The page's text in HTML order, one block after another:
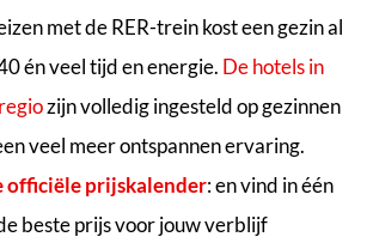
met de RER-trein kost een gezin al
én veel tijd en energie. De hotels in
zijn volledig ingesteld op gezinnen
veel meer ontspannen ervaring.
officiële prijskalender: en vind in één
beste prijs voor jouw verblijf